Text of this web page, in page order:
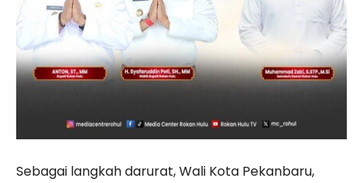
Sebagai langkah darurat, Wali Kota Pekanbaru,